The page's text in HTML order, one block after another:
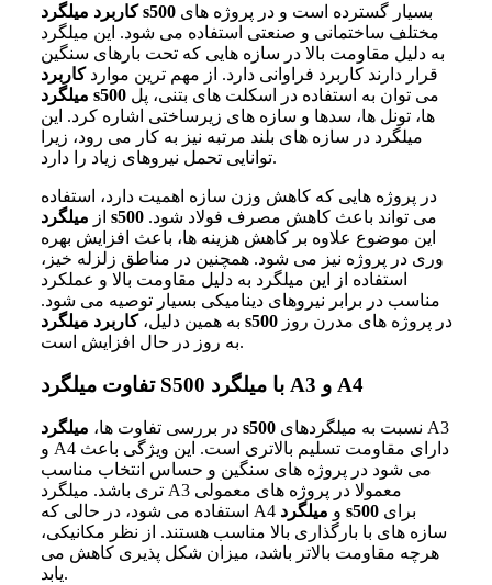
کاربرد میلگردs500بسیار گسترده است و در پروژه های
مختلف ساختمانی و صنعتی استفاده می شود. این میلگرد
به دلیل مقاومت بالا در سازه هایی که تحت بارهای سنگین
قرار دارند کاربرد فراوانی دارد. از مهم ترین مواردکاربرد
میلگرد s500می توان به استفاده در اسکلت های بتنی، پل
ها، تونل ها، سدها و سازه های زیرساختی اشاره کرد. این
میلگرد در سازه های بلند مرتبه نیز به کار می رود، زیرا
توانایی تحمل نیروهای زیاد را دارد.
در پروژه هایی که کاهش وزن سازه اهمیت دارد، استفاده
از میلگرد s500 می تواند باعث کاهش مصرف فولاد شود.
این موضوع علاوه بر کاهش هزینه ها، باعث افزایش بهره
وری در پروژه نیز می شود. همچنین در مناطق زلزله خیز،
استفاده از این میلگرد به دلیل مقاومت بالا و عملکرد
مناسب در برابر نیروهای دینامیکی بسیار توصیه می شود.
به همین دلیل،کاربرد میلگرد s500در پروژه های مدرن روز
به روز در حال افزایش است.
تفاوت میلگرد S500 با میلگرد A3 و A4
در بررسی تفاوت ها، میلگرد s500نسبت به میلگردهای A3
و A4 دارای مقاومت تسلیم بالاتری است. این ویژگی باعث
می شود در پروژه های سنگین و حساس انتخاب مناسب
تری باشد. میلگرد A3 معمولا در پروژه های معمولی
استفاده می شود، در حالی که A4 و میلگرد s500برای
سازه های با بارگذاری بالا مناسب هستند. از نظر مکانیکی،
هرچه مقاومت بالاتر باشد، میزان شکل پذیری کاهش می
یابد.